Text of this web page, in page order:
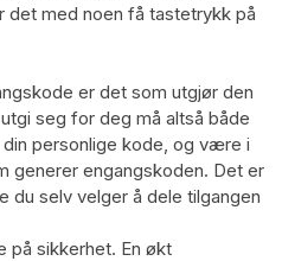
med noen få tastetrykk på
er det som utgjør den
seg for deg må altså både
personlige kode, og være i
generer engangskoden. Det er
du selv velger å dele tilgangen
på sikkerhet. En økt